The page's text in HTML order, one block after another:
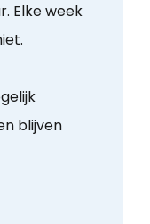
Elke week
blijven